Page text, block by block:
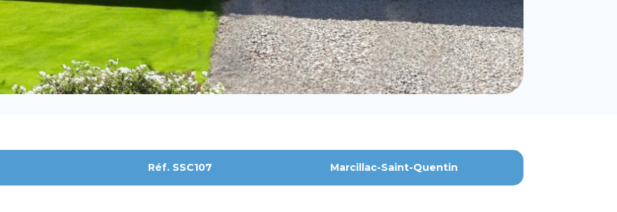
Réf. SSC107 Marcillac-Saint-Quentin